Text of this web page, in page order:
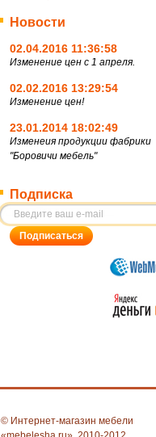
Новости
02.04.2016 11:36:58
Изменение цен с 1 апреля.
02.02.2016 13:29:54
Изменение цен!
23.01.2014 18:02:49
Изменеия продукции фабрики
"Боровичи мебель"
Подписка
© Интернет-магазин мебели